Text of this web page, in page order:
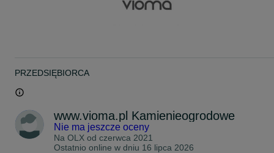
PRZEDSIĘBIORCA
www.vioma.pl Kamienieogrodowe
Nie ma jeszcze oceny
Na OLX od czerwca 2021
Ostatnio online w dniu 16 lipca 2026